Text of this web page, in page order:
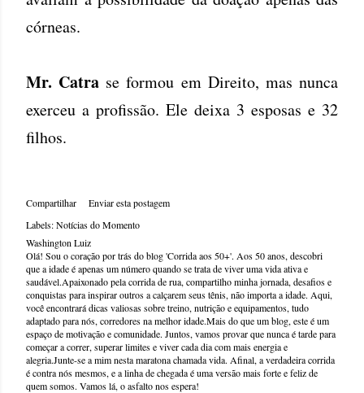
córneas.
Mr. Catra se formou em Direito, mas nunca
exerceu a profissão. Ele deixa 3 esposas e 32
filhos.
Compartilhar
Enviar esta postagem
Labels:Notícias do Momento
Washington Luiz
Olá! Sou o coração por trás do blog 'Corrida aos 50+'. Aos 50 anos, descobri
que a idade é apenas um número quando se trata de viver uma vida ativa e
saudável.Apaixonado pela corrida de rua, compartilho minha jornada, desafios e
conquistas para inspirar outros a calçarem seus tênis, não importa a idade. Aqui,
você encontrará dicas valiosas sobre treino, nutrição e equipamentos, tudo
adaptado para nós, corredores na melhor idade.Mais do que um blog, este é um
espaço de motivação e comunidade. Juntos, vamos provar que nunca é tarde para
começar a correr, superar limites e viver cada dia com mais energia e
alegria.Junte-se a mim nesta maratona chamada vida. Afinal, a verdadeira corrida
é contra nós mesmos, e a linha de chegada é uma versão mais forte e feliz de
quem somos. Vamos lá, o asfalto nos espera!